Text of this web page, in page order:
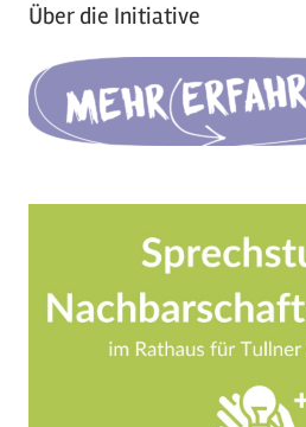
Über die Initiative